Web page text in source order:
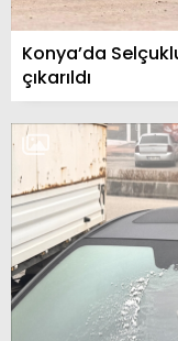
Konya’da
çıkarıldı